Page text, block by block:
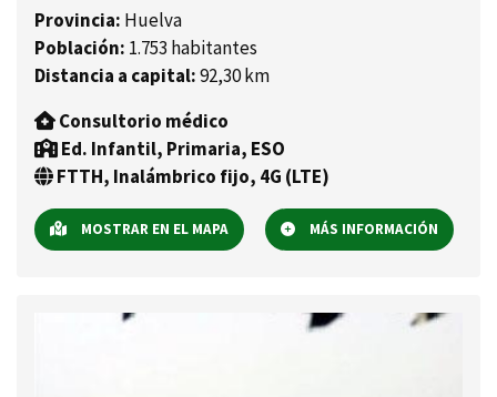
Provincia: Huelva
Población: 1.753 habitantes
Distancia a capital:92,30 km
Consultorio médico
Ed. Infantil, Primaria, ESO
FTTH, Inalámbrico fijo, 4G (LTE)
MOSTRAR EN EL MAPA MÁS INFORMACIÓN